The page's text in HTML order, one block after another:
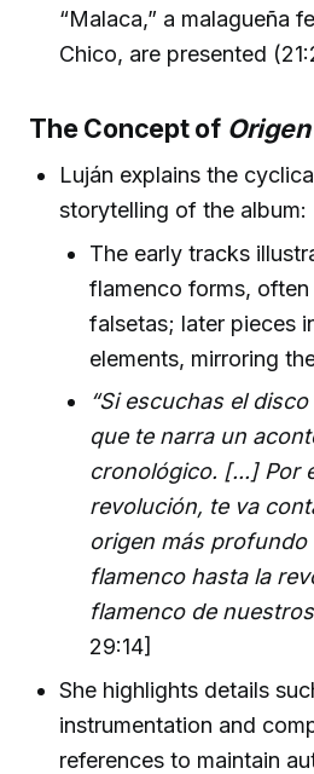
“Malaca,” a malagueña
Chico, are presented
The Concept of
Luján explains the
storytelling of the album:
The early tracks
flamenco forms,
falsetas; later pieces
elements, mirroring
“Si escuchas el
que te narra un
cronológico. [...] Por
revolución, te va
origen más profundo
flamenco hasta la
flamenco de
29:14]
She highlights details
instrumentation and
references to maintain